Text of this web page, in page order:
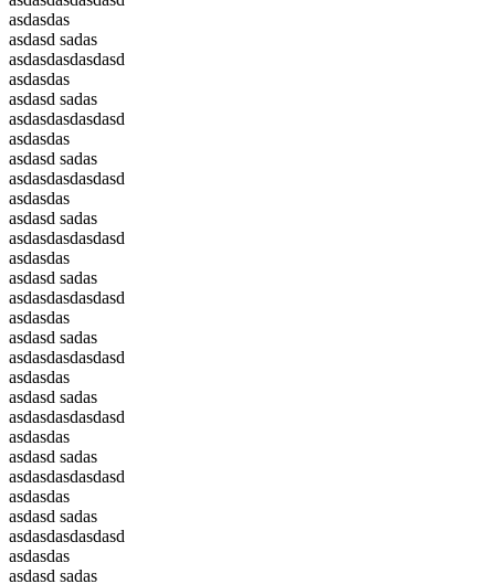
asdasdas
asdasd sadas
asdasdasdasdasd
asdasdas
asdasd sadas
asdasdasdasdasd
asdasdas
asdasd sadas
asdasdasdasdasd
asdasdas
asdasd sadas
asdasdasdasdasd
asdasdas
asdasd sadas
asdasdasdasdasd
asdasdas
asdasd sadas
asdasdasdasdasd
asdasdas
asdasd sadas
asdasdasdasdasd
asdasdas
asdasd sadas
asdasdasdasdasd
asdasdas
asdasd sadas
asdasdasdasdasd
asdasdas
asdasd sadas